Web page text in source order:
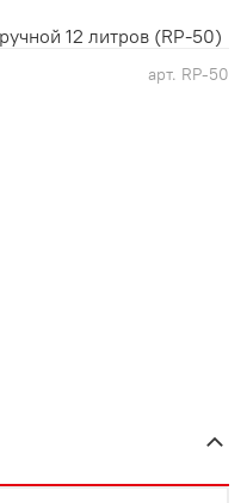
арт. RP-50
12 литров (RP-50)